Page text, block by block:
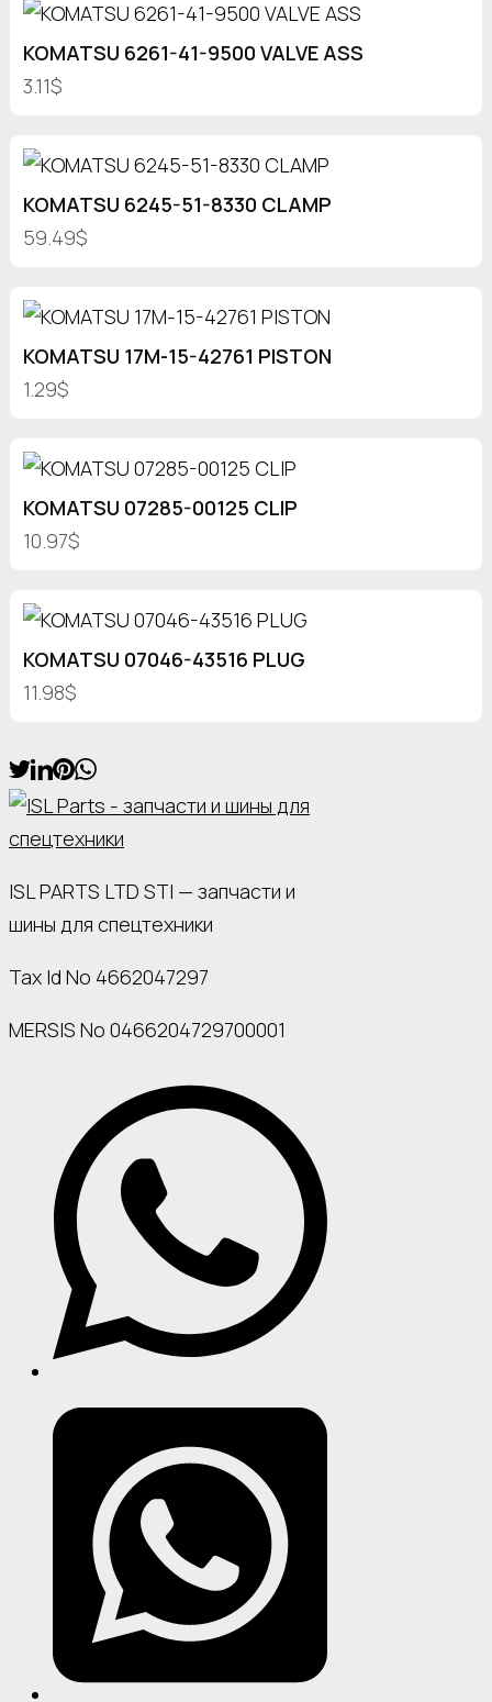
KOMATSU 6261-41-9500 VALVE ASS
3.11$
KOMATSU 6245-51-8330 CLAMP
59.49$
KOMATSU 17M-15-42761 PISTON
1.29$
KOMATSU 07285-00125 CLIP
10.97$
KOMATSU 07046-43516 PLUG
11.98$
ISL PARTS LTD STI — запчасти и
шины для спецтехники
Tax Id No 4662047297
MERSIS No 0466204729700001